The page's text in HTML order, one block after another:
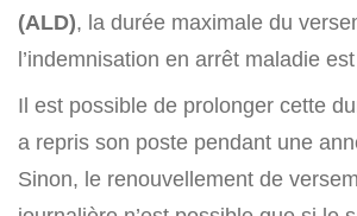
(ALD), la durée maximale du
l’indemnisation en arrêt maladie
Il est possible de prolonger cette
a repris son poste pendant une
Sinon, le renouvellement de